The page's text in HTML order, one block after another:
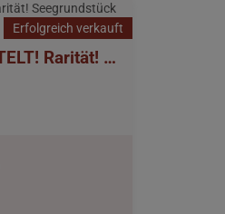
Erfolgreich verkauft
ERFOLGREICH VERMITTELT! Rarität! Seegrundstück Schloßsee Oberwaltersdorf